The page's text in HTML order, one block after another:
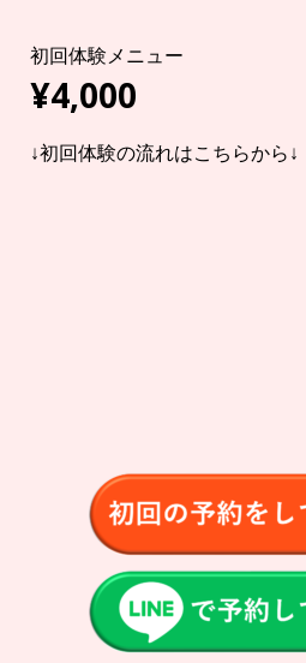
初回体験メニュー
¥4,000
↓初回体験の流れはこちらから↓